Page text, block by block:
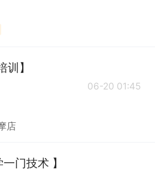
】
06-20 01:45
店
门技术 】